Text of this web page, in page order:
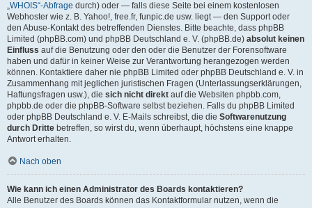
„WHOIS“-Abfrage durch) oder — falls diese Seite bei einem kostenlosen
Webhoster wie z. B. Yahoo!, free.fr, funpic.de usw. liegt — den Support oder
den Abuse-Kontakt des betreffenden Dienstes. Bitte beachte, dass phpBB
Limited (phpBB.com) und phpBB Deutschland e. V. (phpBB.de) absolut keinen
Einfluss auf die Benutzung oder den oder die Benutzer der Forensoftware
haben und dafür in keiner Weise zur Verantwortung herangezogen werden
können. Kontaktiere daher nie phpBB Limited oder phpBB Deutschland e. V. in
Zusammenhang mit jeglichen juristischen Fragen (Unterlassungserklärungen,
Haftungsfragen usw.), die sich nicht direkt auf die Websiten phpbb.com,
phpbb.de oder die phpBB-Software selbst beziehen. Falls du phpBB Limited
oder phpBB Deutschland e. V. E-Mails schreibst, die die Softwarenutzung
durch Dritte betreffen, so wirst du, wenn überhaupt, höchstens eine knappe
Antwort erhalten.
Nach oben
Wie kann ich einen Administrator des Boards kontaktieren?
Alle Benutzer des Boards können das Kontaktformular nutzen, wenn die